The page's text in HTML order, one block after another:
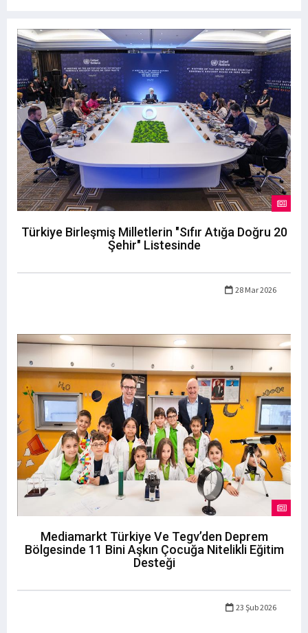
Türkiye Birleşmiş Milletlerin "Sıfır Atığa Doğru 20
Şehir" Listesinde
28 Mar 2026
Mediamarkt Türkiye Ve Tegv’den Deprem
Bölgesinde 11 Bini Aşkın Çocuğa Nitelikli Eğitim
Desteği
23 Şub 2026